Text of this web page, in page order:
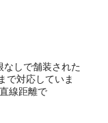
しで舗装された
で対応していま
直線距離で